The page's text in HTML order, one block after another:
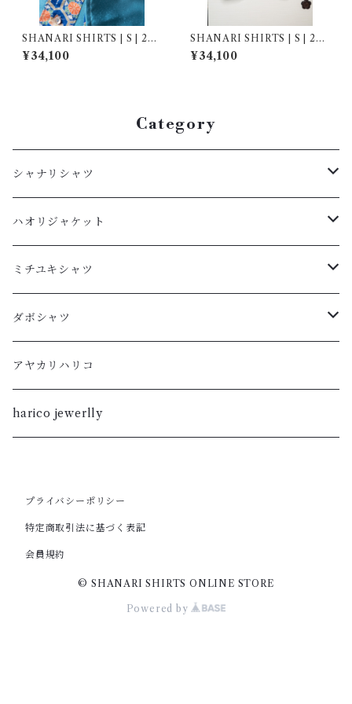
SHANARI SHIRTS | S | 263
050
¥34,100
SHANARI SHIRTS | S | 264
038
¥34,100
Category
シャナリシャツ
長袖
XL
L
半袖
XL
L
ハオリジャケット
L
M
S
ミチユキシャツ
L
M
S
ダボシャツ
柿渋
XL
暮染
アヤカリハリコ
harico jewerlly
プライバシーポリシー
特定商取引法に基づく表記
会員規約
© SHANARI SHIRTS ONLINE STORE
Powered by